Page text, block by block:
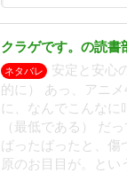
クラゲです。の読書
ネタバレ
安定と安心
的に） あっ、アニ
に、なんでこんなに
（最低である） だ
ばったばったと、傷
原のお目目が。と